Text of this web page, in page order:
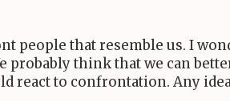
people that resemble us. I
think that we can
react to confrontation. Any